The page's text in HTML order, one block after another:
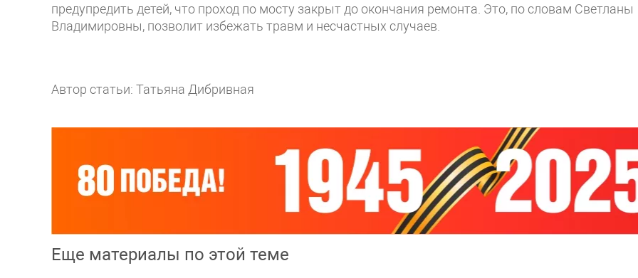
предупредить детей, что проход по мосту закрыт до окончания ремонта. Это, по словам Светланы
Владимировны, позволит избежать травм и несчастных случаев.
Автор статьи: Татьяна Дибривная
Еще материалы по этой теме